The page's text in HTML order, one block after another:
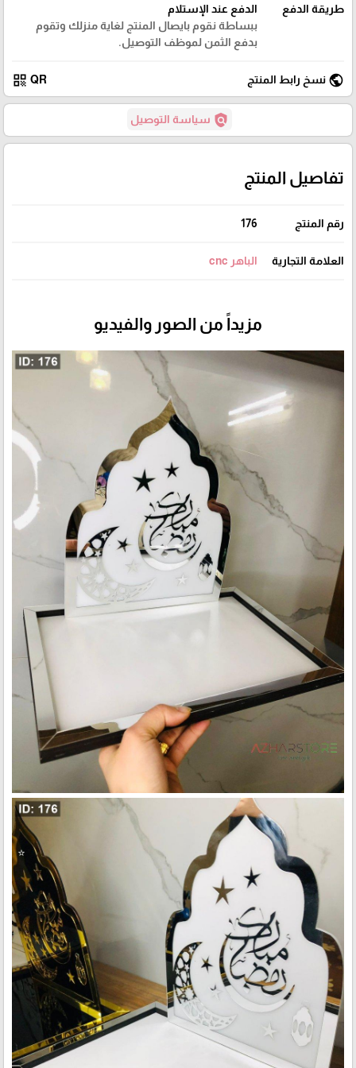
طريقة الدفع
الدفع عند الإستلام
ببساطة نقوم بايصال المنتج لغاية منزلك وتقوم
بدفع الثمن لموظف التوصيل.
public نسخ رابط المنتج QR
qr_code
policy سياسة التوصيل
تفاصيل المنتج
رقم المنتج 176
العلامة التجارية الباهر cnc
مزيداً من الصور والفيديو